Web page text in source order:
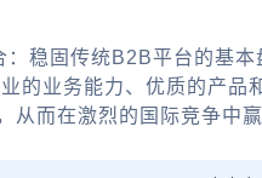
稳固传统B2B平台的基
的业务能力、优质的产
从而在激烈的国际竞争中赢